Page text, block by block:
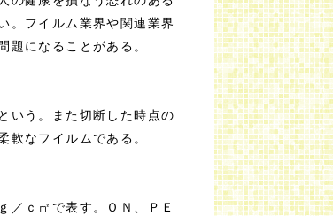
。フイルム業界や関連業界
になることがある。
いう。また切断した時点の
なフイルムである。
／ｃ㎡で表す。ＯＮ、ＰＥ